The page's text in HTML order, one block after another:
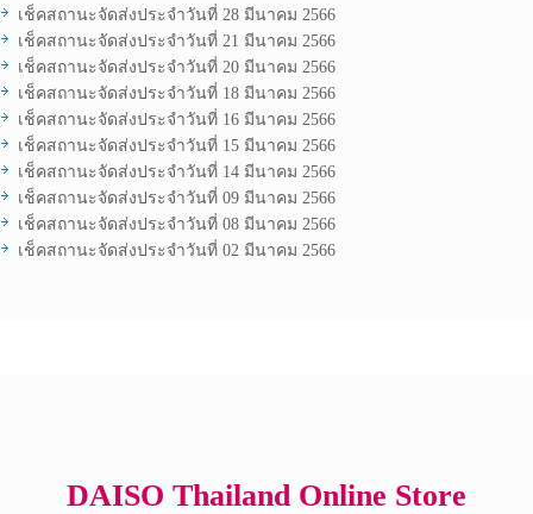
เช็คสถานะจัดส่งประจำวันที่ 28 มีนาคม 2566
เช็คสถานะจัดส่งประจำวันที่ 21 มีนาคม 2566
เช็คสถานะจัดส่งประจำวันที่ 20 มีนาคม 2566
เช็คสถานะจัดส่งประจำวันที่ 18 มีนาคม 2566
เช็คสถานะจัดส่งประจำวันที่ 16 มีนาคม 2566
เช็คสถานะจัดส่งประจำวันที่ 15 มีนาคม 2566
เช็คสถานะจัดส่งประจำวันที่ 14 มีนาคม 2566
เช็คสถานะจัดส่งประจำวันที่ 09 มีนาคม 2566
เช็คสถานะจัดส่งประจำวันที่ 08 มีนาคม 2566
เช็คสถานะจัดส่งประจำวันที่ 02 มีนาคม 2566
DAISO Thailand Online Store